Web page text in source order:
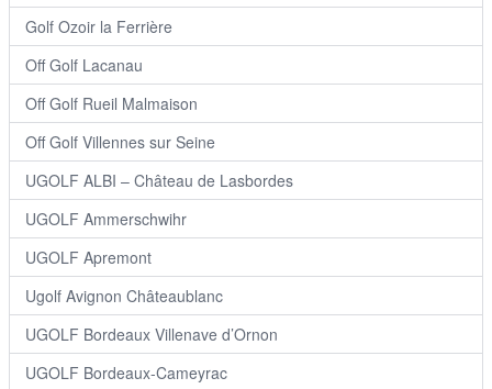
Golf Ozoir la Ferrière
Off Golf Lacanau
Off Golf Rueil Malmaison
Off Golf Villennes sur Seine
UGOLF ALBI – Château de Lasbordes
UGOLF Ammerschwihr
UGOLF Apremont
Ugolf Avignon Châteaublanc
UGOLF Bordeaux Villenave d’Ornon
UGOLF Bordeaux-Cameyrac